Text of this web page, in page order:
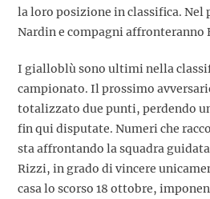
la loro posizione in classifica. Nel
Nardin e compagni affronteranno
I gialloblù sono ultimi nella
campionato. Il prossimo
totalizzato due punti, perdendo
fin qui disputate. Numeri che
sta affrontando la squadra
Rizzi, in grado di vincere
casa lo scorso 18 ottobre,